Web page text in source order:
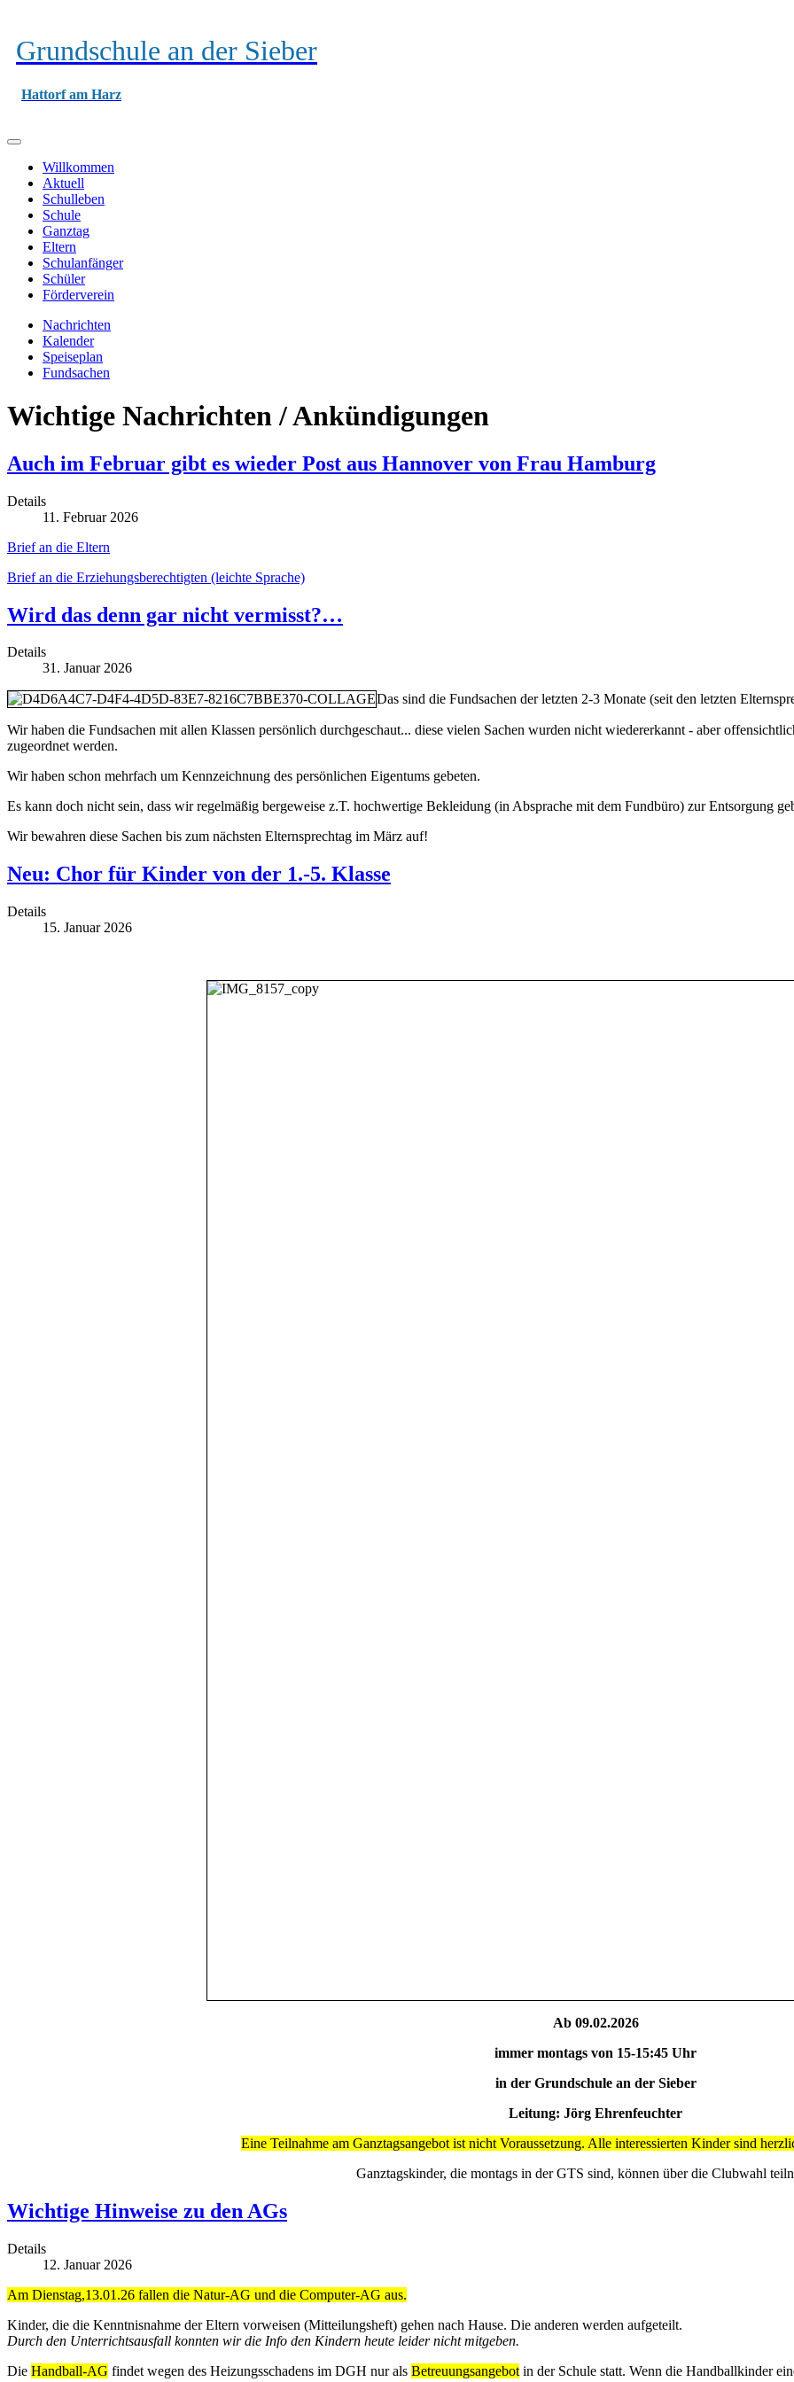
Grundschule an der Sieber
Hattorf am Harz
Willkommen
Aktuell
Schulleben
Schule
Ganztag
Eltern
Schulanfänger
Schüler
Förderverein
Nachrichten
Kalender
Speiseplan
Fundsachen
Wichtige Nachrichten / Ankündigungen
Auch im Februar gibt es wieder Post aus Hannover von Frau Hamburg
Details
11. Februar 2026
Brief an die Eltern
Brief an die Erziehungsberechtigten (leichte Sprache)
Wird das denn gar nicht vermisst?…
Details
31. Januar 2026
Das sind die Fundsachen der letzten 2-3 Monate (seit den letzten
Wir haben die Fundsachen mit allen Klassen persönlich durchgeschaut... diese vielen Sachen wurden nicht wiedererkannt - aber
zugeordnet werden.
Wir haben schon mehrfach um Kennzeichnung des persönlichen Eigentums gebeten.
Es kann doch nicht sein, dass wir regelmäßig bergeweise z.T. hochwertige Bekleidung (in Absprache mit dem Fundbüro) zur Entsorgung
Wir bewahren diese Sachen bis zum nächsten Elternsprechtag im März auf!
Neu: Chor für Kinder von der 1.-5. Klasse
Details
15. Januar 2026
Ab 09.02.2026
immer montags von 15-15:45 Uhr
in der Grundschule an der Sieber
Leitung: Jörg Ehrenfeuchter
Eine Teilnahme am Ganztagsangebot ist nicht Voraussetzung. Alle interessierten Kinder sind
Ganztagskinder, die montags in der GTS sind, können über die Clubwahl
Wichtige Hinweise zu den AGs
Details
12. Januar 2026
Am Dienstag,13.01.26 fallen die Natur-AG und die Computer-AG aus.
Kinder, die die Kenntnisnahme der Eltern vorweisen (Mitteilungsheft) gehen nach Hause. Die anderen werden aufgeteilt.
Durch den Unterrichtsausfall konnten wir die Info den Kindern heute leider nicht mitgeben.
Die Handball-AG findet wegen des Heizungsschadens im DGH nur als Betreuungsangebot in der Schule statt. Wenn die Handballkinder